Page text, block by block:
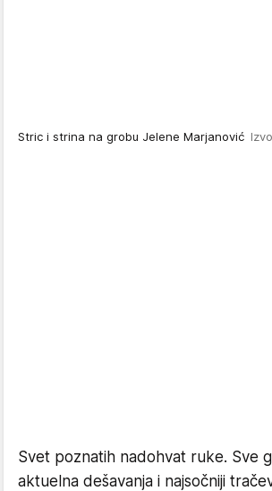
Stric i strina na grobu Jelene Marjanović
Svet poznatih nadohvat ruke. Sve
aktuelna dešavanja i najsočniji